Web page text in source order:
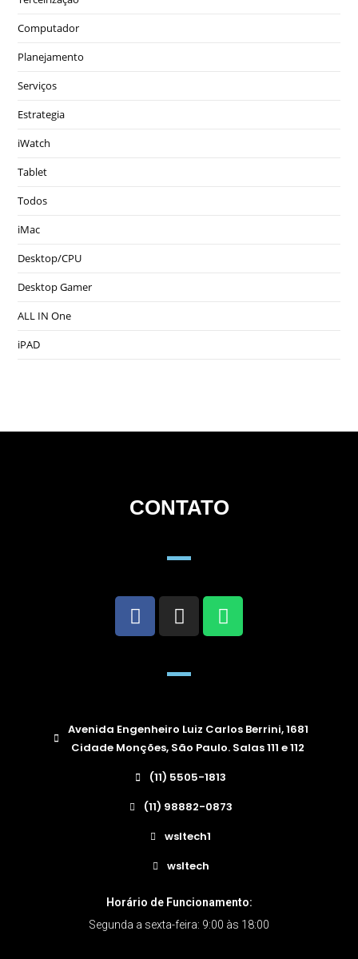
Computador
Planejamento
Serviços
Estrategia
iWatch
Tablet
Todos
iMac
Desktop/CPU
Desktop Gamer
ALL IN One
iPAD
CONTATO
Avenida Engenheiro Luiz Carlos Berrini, 1681
Cidade Monções, São Paulo. Salas 111 e 112
(11) 5505-1813
(11) 98882-0873
wsltech1
wsltech
Horário de Funcionamento:
Segunda a sexta-feira: 9:00 às 18:00